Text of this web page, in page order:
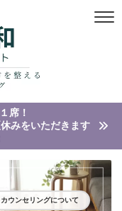
席！
みをいただきます
カウンセリングについて